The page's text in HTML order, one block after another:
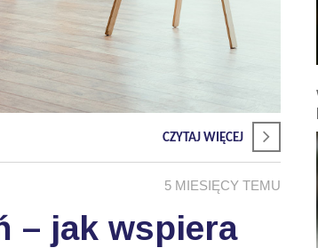
CZYTAJ WIĘCEJ
5 MIESIĘCY TEMU
– jak wspiera